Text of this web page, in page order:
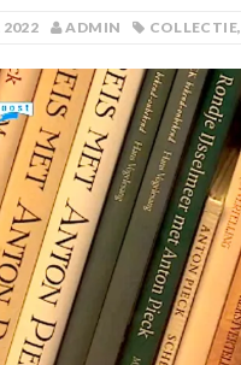
2022 ADMIN COLLECTIE,